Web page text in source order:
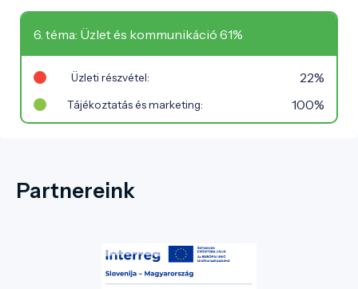
6. téma: Üzlet és kommunikáció 61%
Üzleti részvétel: 22%
Tájékoztatás és marketing: 100%
Partnereink